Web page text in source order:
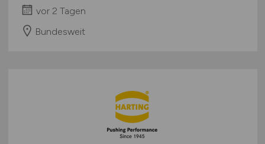
vor 2 Tagen
Bundesweit